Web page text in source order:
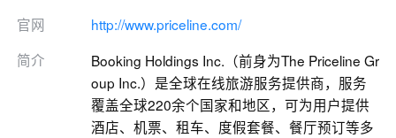
官网
http://www.priceline.com/
简介
Booking Holdings Inc.（前身为The Priceline Gr
oup Inc.）是全球在线旅游服务提供商，服务
覆盖全球220余个国家和地区，可为用户提供
酒店、机票、租车、度假套餐、餐厅预订等多